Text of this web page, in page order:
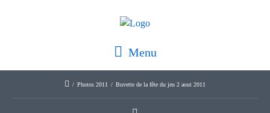
Menu
/ Photos 2011 / Buvette de la fête du jeu 2 aout 2011